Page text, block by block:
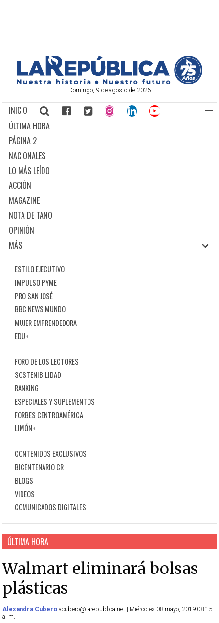
Domingo, 9 de agosto de 2026
INICIO
ÚLTIMA HORA
PÁGINA 2
NACIONALES
LO MÁS LEÍDO
ACCIÓN
MAGAZINE
NOTA DE TANO
OPINIÓN
MÁS
ESTILO EJECUTIVO
IMPULSO PYME
PRO SAN JOSÉ
BBC NEWS MUNDO
MUJER EMPRENDEDORA
EDU+
FORO DE LOS LECTORES
SOSTENIBILIDAD
RANKING
ESPECIALES Y SUPLEMENTOS
FORBES CENTROAMÉRICA
LIMÓN+
CONTENIDOS EXCLUSIVOS
BICENTENARIO CR
BLOGS
VIDEOS
COMUNICADOS DIGITALES
ÚLTIMA HORA
Walmart eliminará bolsas
plásticas
Alexandra Cubero acubero@larepublica.net | Miércoles 08 mayo, 2019 08:15
a. m.